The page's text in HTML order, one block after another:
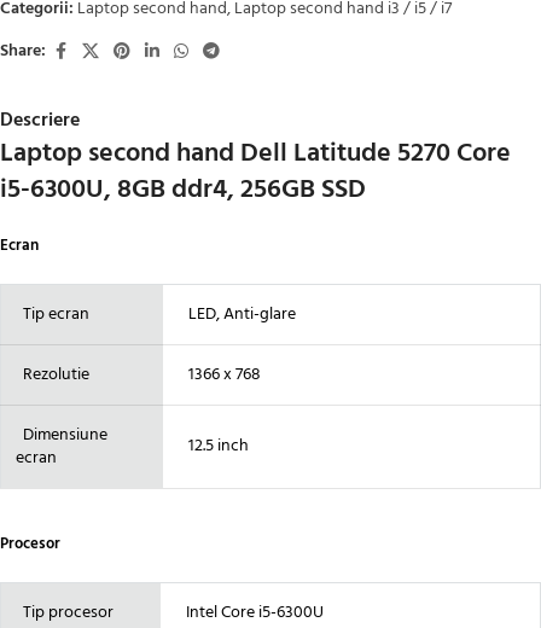
Categorii: Laptop second hand,Laptop second hand i3 / i5 / i7
Share:
Descriere
Laptop second hand Dell Latitude 5270 Core
i5-6300U, 8GB ddr4, 256GB SSD
Ecran
Tip ecran LED, Anti-glare
Rezolutie 1366 x 768
Dimensiune
ecran
12.5 inch
Procesor
Tip procesor Intel Core i5-6300U